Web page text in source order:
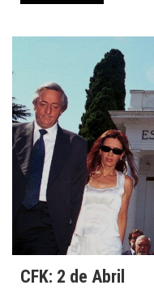
CFK: 2 de Abril